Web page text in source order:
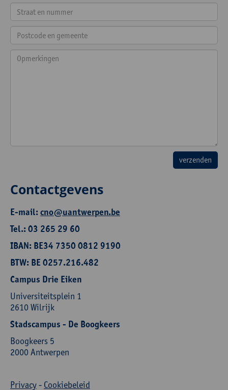
Contactgevens
E-mail:cno@uantwerpen.be
Tel.: 03 265 29 60
IBAN: BE34 7350 0812 9190
BTW: BE 0257.216.482
Campus Drie Eiken
Universiteitsplein 1
2610 Wilrijk
Stadscampus - De Boogkeers
Boogkeers 5
2000 Antwerpen
Privacy- Cookiebeleid